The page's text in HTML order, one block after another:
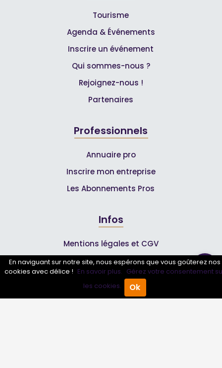
Annuaire Pro Agenda
Tourisme
Agenda & Événements
Inscrire un événement
Qui sommes-nous ?
Rejoignez-nous !
Partenaires
Professionnels
Annuaire pro
Inscrire mon entreprise
Les Abonnements Pros
Infos
Mentions légales et CGV
Suivez-nous
En naviguant sur notre site, nous espérons que vous goûterez nos
cookies avec délice ! En savoir plus. Gérez votre consentement
les cookies.
Ok